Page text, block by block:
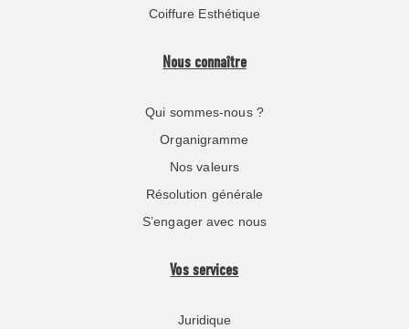
Coiffure Esthétique
Nous connaître
Qui sommes-nous ?
Organigramme
Nos valeurs
Résolution générale
S’engager avec nous
Vos services
Juridique